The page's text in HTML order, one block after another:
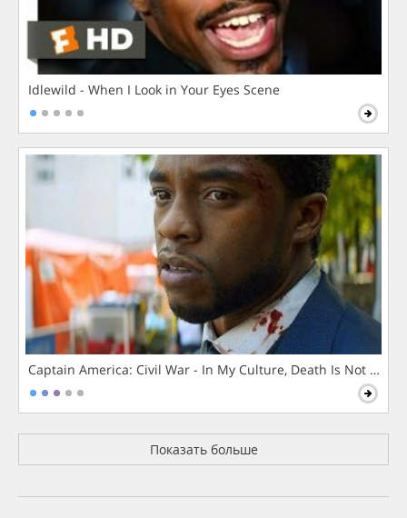
Idlewild - When I Look in Your Eyes Scene
Captain America: Civil War - In My Culture, Death Is Not The
Показать больше